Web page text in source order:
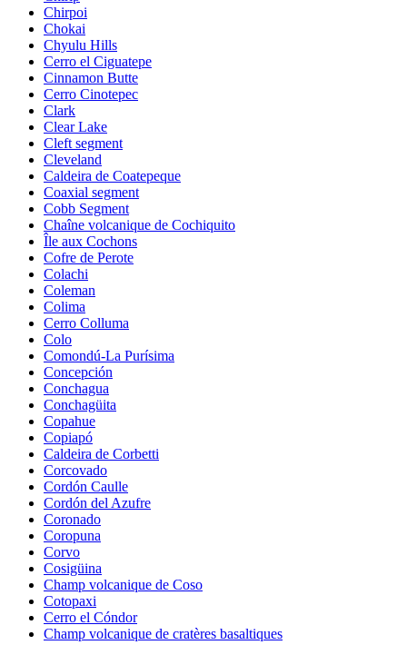
Chirpoi
Chokai
Chyulu Hills
Cerro el Ciguatepe
Cinnamon Butte
Cerro Cinotepec
Clark
Clear Lake
Cleft segment
Cleveland
Caldeira de Coatepeque
Coaxial segment
Cobb Segment
Chaîne volcanique de Cochiquito
Île aux Cochons
Cofre de Perote
Colachi
Coleman
Colima
Cerro Colluma
Colo
Comondú-La Purísima
Concepción
Conchagua
Conchagüita
Copahue
Copiapó
Caldeira de Corbetti
Corcovado
Cordón Caulle
Cordón del Azufre
Coronado
Coropuna
Corvo
Cosigüina
Champ volcanique de Coso
Cotopaxi
Cerro el Cóndor
Champ volcanique de cratères basaltiques